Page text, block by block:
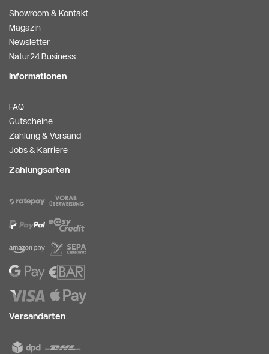
Showroom & Kontakt
Magazin
Newsletter
Natur24 Business
Informationen
FAQ
Gutscheine
Zahlung & Versand
Jobs & Karriere
Zahlungsarten
Versandarten